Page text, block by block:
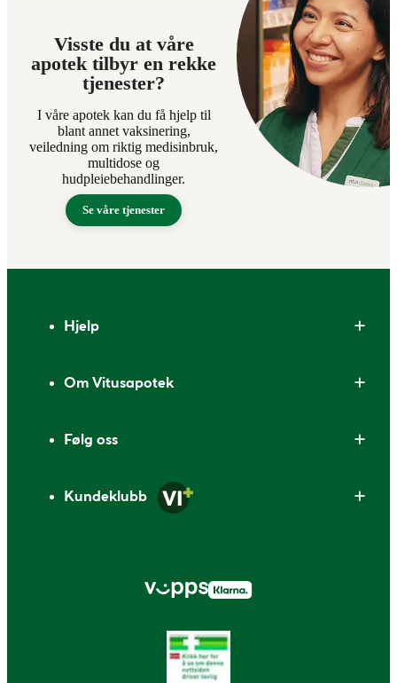
Visste du at våre
apotek tilbyr en rekke
tjenester?
I våre apotek kan du få hjelp til
blant annet vaksinering,
veiledning om riktig medisinbruk,
multidose og
hudpleiebehandlinger.
Se våre tjenester
Hjelp
Om Vitusapotek
Følg oss
Kundeklubb